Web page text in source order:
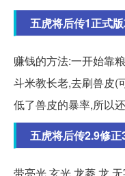
五虎将后传1正式
赚钱的方法:一开始靠
斗米教长老,去刷兽皮(
低了兽皮的暴率,所以
五虎将后传2.9修